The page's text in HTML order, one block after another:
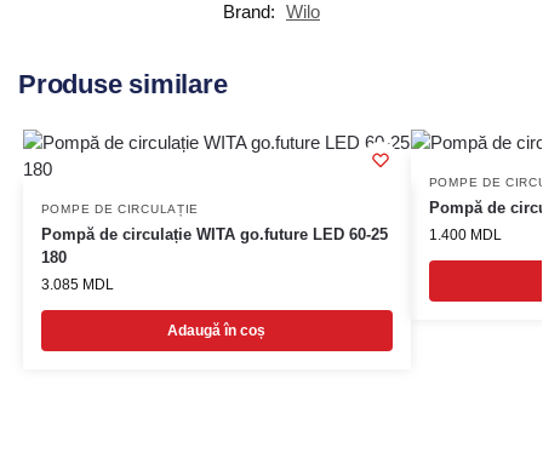
Brand: Wilo
Produse similare
POMPE DE CIRCULAȚIE
Pompă de circulație WITA go.future LED 60-25
180
3.085 MDL
Adaugă în coș
POMPE DE
Pompă de
1.400 MDL